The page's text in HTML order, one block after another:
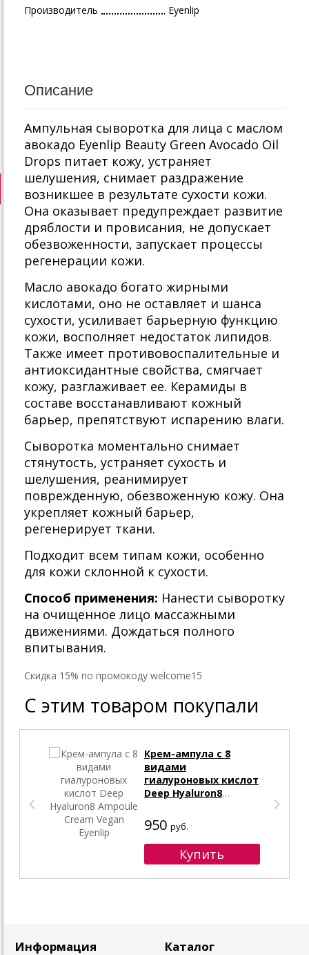
Производитель Eyenlip
Описание
Ампульная сыворотка для лица с маслом
авокадо Eyenlip Beauty Green Avocado Oil
Drops питает кожу, устраняет
шелушения, снимает раздражение
возникшее в результате сухости кожи.
Она оказывает предупреждает развитие
дряблости и провисания, не допускает
обезвоженности, запускает процессы
регенерации кожи.
Масло авокадо богато жирными
кислотами, оно не оставляет и шанса
сухости, усиливает барьерную функцию
кожи, восполняет недостаток липидов.
Также имеет противовоспалительные и
антиоксидантные свойства, смягчает
кожу, разглаживает ее. Керамиды в
составе восстанавливают кожный
барьер, препятствуют испарению влаги.
Сыворотка моментально снимает
стянутость, устраняет сухость и
шелушения, реанимирует
поврежденную, обезвоженную кожу. Она
укрепляет кожный барьер,
регенерирует ткани.
Подходит всем типам кожи, особенно
для кожи склонной к сухости.
Способ применения: Нанести сыворотку
на очищенное лицо массажными
движениями. Дождаться полного
впитывания.
Cкидка 15% по промокоду welcome15
С этим товаром покупали
Крем-ампула с 8
видами
гиалуроновых кислот
Deep Hyaluron8
Eyenlip
950 руб.
Информация Каталог